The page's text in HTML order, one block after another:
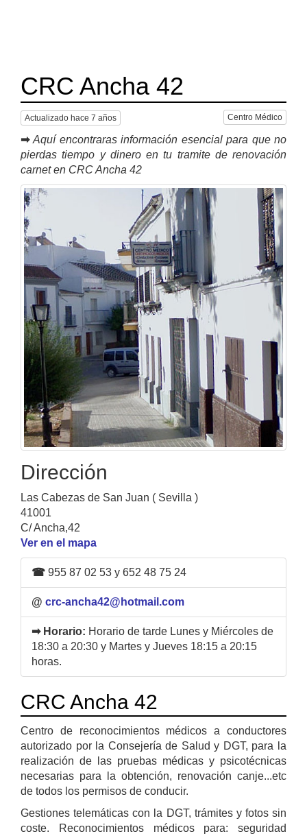
CRC Ancha 42
Actualizado hace 7 años Centro Médico
➡ Aquí encontraras información esencial para que no
pierdas tiempo y dinero en tu tramite de renovación
carnet en CRC Ancha 42
Dirección
Las Cabezas de San Juan ( Sevilla )
41001
C/ Ancha,42
Ver en el mapa
☎ 955 87 02 53 y 652 48 75 24
@ crc-ancha42@hotmail.com
➡ Horario: Horario de tarde Lunes y Miércoles de
18:30 a 20:30 y Martes y Jueves 18:15 a 20:15
horas.
CRC Ancha 42
Centro de reconocimientos médicos a conductores
autorizado por la Consejería de Salud y DGT, para la
realización de las pruebas médicas y psicotécnicas
necesarias para la obtención, renovación canje...etc
de todos los permisos de conducir.
Gestiones telemáticas con la DGT, trámites y fotos sin
coste. Reconocimientos médicos para: seguridad